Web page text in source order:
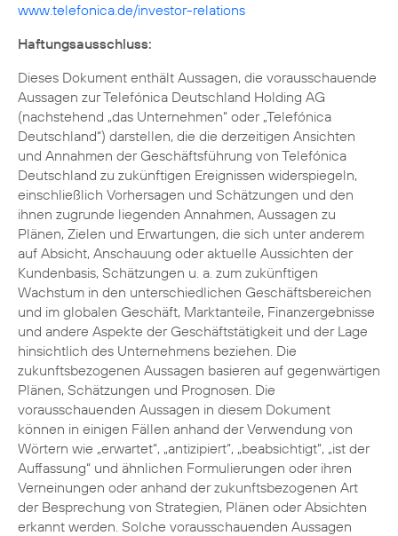
www.telefonica.de/investor-relations
Haftungsausschluss:
Dieses Dokument enthält Aussagen, die vorausschauende
Aussagen zur Telefónica Deutschland Holding AG
(nachstehend „das Unternehmen“ oder „Telefónica
Deutschland“) darstellen, die die derzeitigen Ansichten
und Annahmen der Geschäftsführung von Telefónica
Deutschland zu zukünftigen Ereignissen widerspiegeln,
einschließlich Vorhersagen und Schätzungen und den
ihnen zugrunde liegenden Annahmen, Aussagen zu
Plänen, Zielen und Erwartungen, die sich unter anderem
auf Absicht, Anschauung oder aktuelle Aussichten der
Kundenbasis, Schätzungen u. a. zum zukünftigen
Wachstum in den unterschiedlichen Geschäftsbereichen
und im globalen Geschäft, Marktanteile, Finanzergebnisse
und andere Aspekte der Geschäftstätigkeit und der Lage
hinsichtlich des Unternehmens beziehen. Die
zukunftsbezogenen Aussagen basieren auf gegenwärtigen
Plänen, Schätzungen und Prognosen. Die
vorausschauenden Aussagen in diesem Dokument
können in einigen Fällen anhand der Verwendung von
Wörtern wie „erwartet“, „antizipiert“, „beabsichtigt“, „ist der
Auffassung“ und ähnlichen Formulierungen oder ihren
Verneinungen oder anhand der zukunftsbezogenen Art
der Besprechung von Strategien, Plänen oder Absichten
erkannt werden. Solche vorausschauenden Aussagen